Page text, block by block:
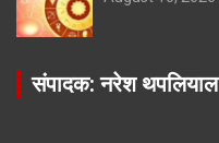
संपादक: नरेश थपलियाल